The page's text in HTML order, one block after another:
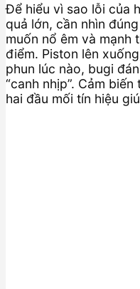
Để hiểu vì sao lỗi của
quả lớn, cần nhìn
muốn nổ êm và mạnh
điểm. Piston lên
phun lúc nào, bugi
“canh nhịp”. Cảm
hai đầu mối tín hiệu